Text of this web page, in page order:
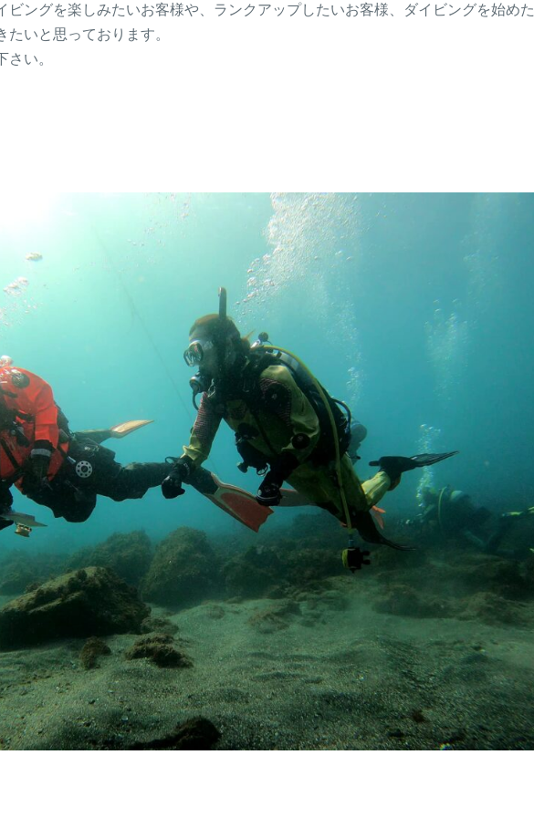
ビングを楽しみたいお客様や、ランクアップしたいお客様、ダイビングを始めた
いと思っております。
い。